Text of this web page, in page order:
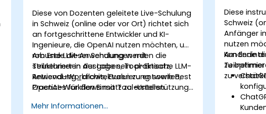
Diese von Dozenten geleitete Live-Schulung
in Schweiz (online oder vor Ort) richtet sich
an fortgeschrittene Entwickler und KI-
Ingenieure, die OpenAI nutzen möchten, um
robuste LLM-Anwendungen mit
strukturierten Ausgaben, Tool-Einsatz,
Retrieval-Workflows, Evaluierung sowie Best
Practices für den Einsatz zu erstellen.
Am Ende dieser Schulung werden die
Teilnehmer in der Lage sein: praktische LLM-
Anwendung_architekturen zu entwerfen,
OpenAI-Workflows mit Tool-Unterstützung
und Evaluierung zu verbessern sowie
Mehr Informationen...
Diese
Schweiz
Anfänger
nutzen
zu
zu
Am Ende